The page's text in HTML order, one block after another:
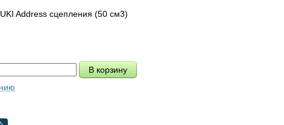
Address сцепления (50 см3)